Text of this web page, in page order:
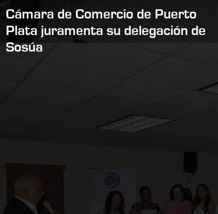
Cámara de Comercio de Puerto
Plata juramenta su delegación de
Sosúa